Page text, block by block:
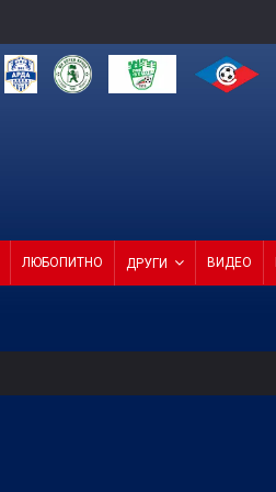
ЛЮБОПИТНО ДРУГИ ВИДЕО